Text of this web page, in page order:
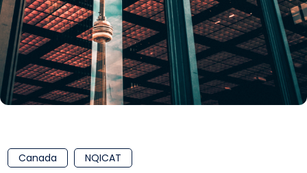
Canada NQICAT